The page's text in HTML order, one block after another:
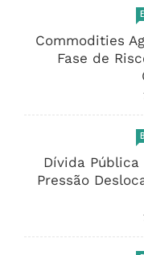
Commodities
Fase de
Dívida Pública
Pressão